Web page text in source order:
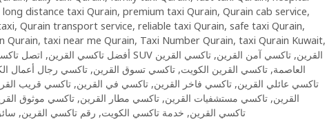
long distance taxi Qurain, premium taxi Qurain, Qurain cab service,
, Qurain transport service, reliable taxi Qurain, safe taxi Qurain,
Qurain, taxi near me Qurain, Taxi Number Qurain, taxi Qurain Kuwait,
أفضل تاكسي القرين, اتصل تاكسي تاكسي SUV القرين, تاكسي آمن القرين, تاكسي القرين
العاصمة, تاكسي القرين الكويت, تاكسي تسوق القرين, تاكسي رجال أعمال
تاكسي عائلي القرين, تاكسي فاخر القرين, تاكسي في القرين, تاكسي قريب
القرين, تاكسي مستشفيات القرين, تاكسي مطار القرين, تاكسي موثوق
تاكسي القرين, خدمة تاكسي الكويت, رقم تاكسي القرين,